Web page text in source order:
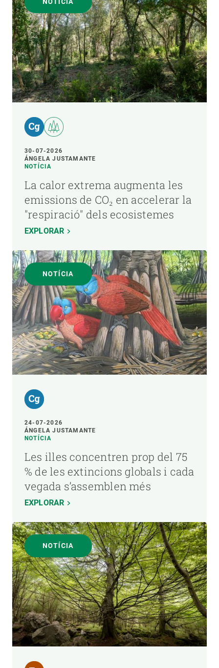
30-07-2026
ÁNGELA JUSTAMANTE
NOTÍCIA
La calor extrema augmenta les
emissions de CO₂ en accelerar la
"respiració" dels ecosistemes
EXPLORAR
NOTÍCIA
24-07-2026
ÁNGELA JUSTAMANTE
NOTÍCIA
Les illes concentren prop del 75
% de les extincions globals i cada
vegada s’assemblen més
EXPLORAR
NOTÍCIA